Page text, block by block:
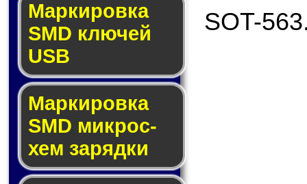
Маркировка
SMD клю­чей
USB
Маркировка
SMD мик­рос­
хем за­ряд­ки
SOT-